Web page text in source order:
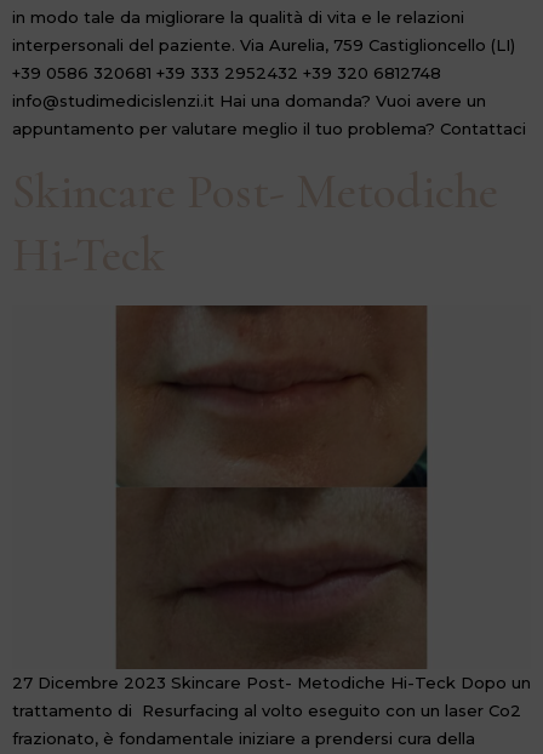
in modo tale da migliorare la qualità di vita e le relazioni
interpersonali del paziente. Via Aurelia, 759 Castiglioncello (LI)
+39 0586 320681 +39 333 2952432 +39 320 6812748
info@studimedicislenzi.it Hai una domanda? Vuoi avere un
appuntamento per valutare meglio il tuo problema? Contattaci
27 Dicembre 2023 Skincare Post- Metodiche Hi-Teck Dopo un
trattamento di Resurfacing al volto eseguito con un laser Co2
frazionato, è fondamentale iniziare a prendersi cura della